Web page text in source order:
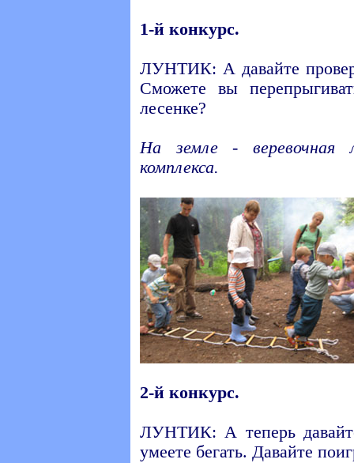
1-й конкурс.
ЛУНТИК: А давайте
Сможете вы
лесенке?
На земле - веревочная
комплекса.
2-й конкурс.
ЛУНТИК: А теперь
умеете бегать. Давайте